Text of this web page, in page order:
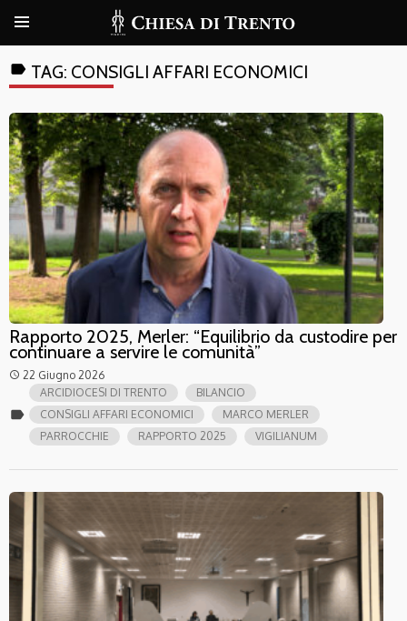
label TAG: CONSIGLI AFFARI ECONOMICI
Rapporto 2025, Merler: “Equilibrio da custodire per
continuare a servire le comunità”
access_time 22 Giugno 2026
label
ARCIDIOCESI DI TRENTO
BILANCIO
CONSIGLI AFFARI ECONOMICI
MARCO MERLER
PARROCCHIE
RAPPORTO 2025 VIGILIANUM